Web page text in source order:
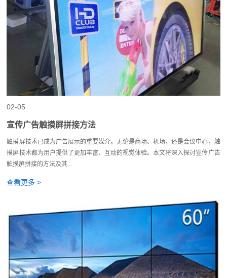
02-05
宣传广告触摸屏拼接方法
触摸屏技术已成为广告展示的重要媒介。无论是商场、机场，还是会议中心，触
摸屏技术都为用户提供了更加丰富、互动的视觉体验。本文将深入探讨宣传广告
触摸屏拼接的方法及其...
查看更多 >